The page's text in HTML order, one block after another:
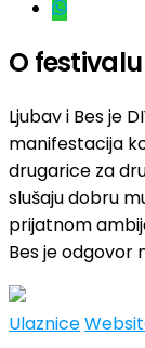
O festivalu
Ljubav i Bes je
manifestacija
drugarice za
slušaju dobru
prijatnom
Bes je odgovor
Ulaznice